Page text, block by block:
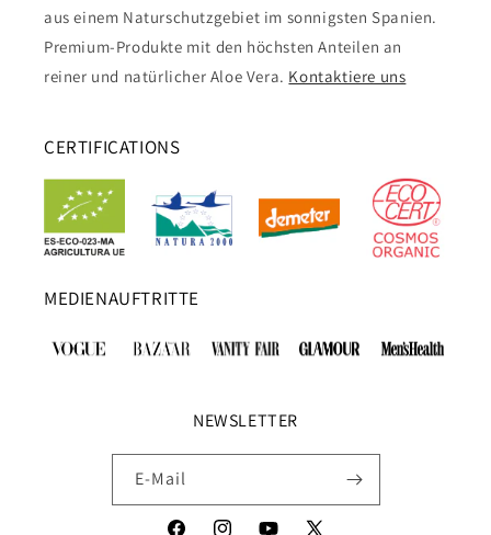
aus einem Naturschutzgebiet im sonnigsten Spanien.
Premium-Produkte mit den höchsten Anteilen an
reiner und natürlicher Aloe Vera. Kontaktiere uns
CERTIFICATIONS
MEDIENAUFTRITTE
NEWSLETTER
E-Mail